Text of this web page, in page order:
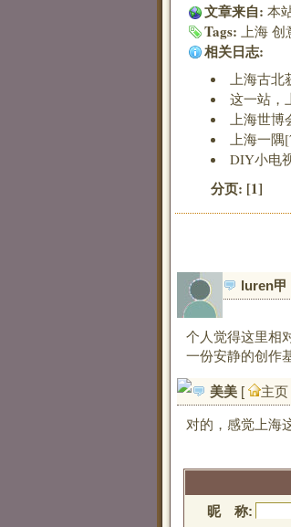
文章来自: 本
Tags: 上海 创
相关日志:
上海古北
这一站，
上海世博
上海一隅
DIY小电
分页: [1]
luren甲
个人觉得这里相
一份安静的创作
美美 [ 主页
对的，感觉上海
昵 称: